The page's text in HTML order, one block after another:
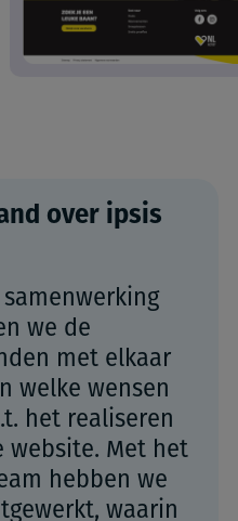
over ipsis
we de
met elkaar
welke wensen
het realiseren
website. Met het
hebben we
waarin